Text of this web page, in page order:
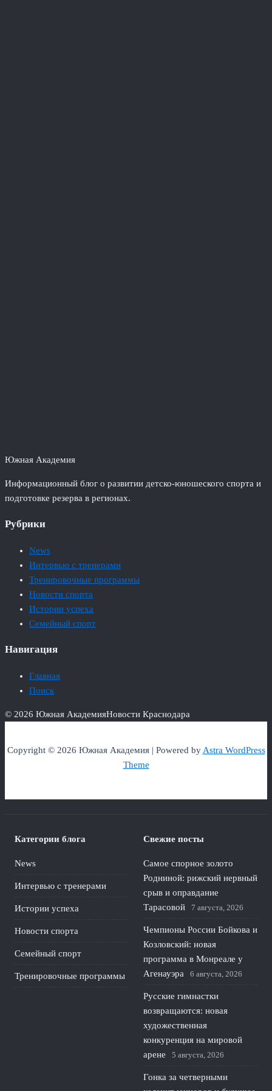
Южная Академия
Информационный блог о развитии детско-юношеского спорта и
подготовке резерва в регионах.
Рубрики
News
Интервью с тренерами
Тренировочные программы
Новости спорта
Истории успеха
Семейный спорт
Навигация
Главная
Поиск
© 2026 Южная АкадемияНовости Краснодара
Copyright © 2026 Южная Академия | Powered byAstra WordPress
Theme
Категории блога
News
Интервью с тренерами
Истории успеха
Новости спорта
Семейный спорт
Тренировочные программы
Свежие посты
Самое спорное золото
Родниной: рижский нервный
срыв и оправдание
Тарасовой
7 августа, 2026
Чемпионы России Бойкова и
Козловский: новая
программа в Монреале у
Агенауэра
6 августа, 2026
Русские гимнастки
возвращаются: новая
художественная
конкуренция на мировой
арене
5 августа, 2026
Гонка за четверными